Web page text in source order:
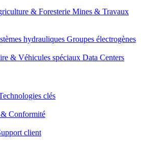
& Foresterie Mines & Travaux
hydrauliques Groupes électrogènes
& Véhicules spéciaux Data Centers
clés
Conformité
client